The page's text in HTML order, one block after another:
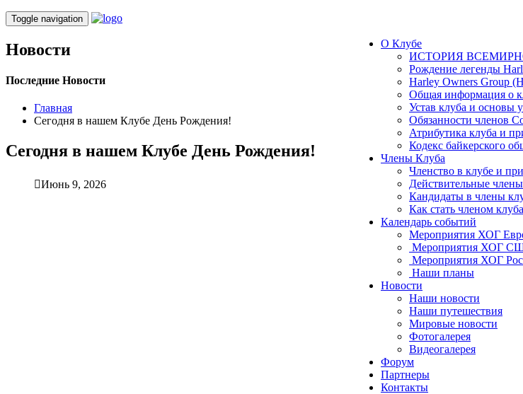
Toggle navigation
О Клубе
ИСТОРИЯ
Рождение легенды
Harley Owners Group
Общая информация о
Устав клуба и основы
Обязанности членов
Атрибутика клуба и
Кодекс байкерского
Члены Клуба
Членство в клубе и
Действительные
Кандидаты в члены
Как стать членом клуба
Календарь событий
Мероприятия ХОГ
Мероприятия ХОГ
Мероприятия ХОГ
Наши планы
Новости
Наши новости
Наши путешествия
Мировые новости
Фотогалерея
Видеогалерея
Форум
Партнеры
Контакты
Новости
Последние Новости
Главная
Сегодня в нашем Клубе День Рождения!
Сегодня в нашем Клубе День Рождения!
Июнь 9, 2026